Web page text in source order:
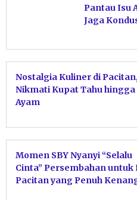
Pantau Isu
Jaga
Nostalgia Kuliner di
Nikmati Kupat Tahu hingga
Ayam
Momen SBY Nyanyi “Selalu
Cinta” Persembahan untuk
Pacitan yang Penuh